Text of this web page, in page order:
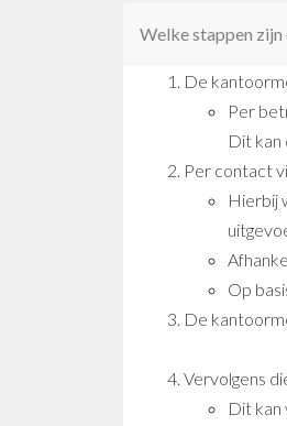
Welke stappen
De
Per
Dit kan
Per contact
Hierbij
Op
De
Vervolgens
Dit kan